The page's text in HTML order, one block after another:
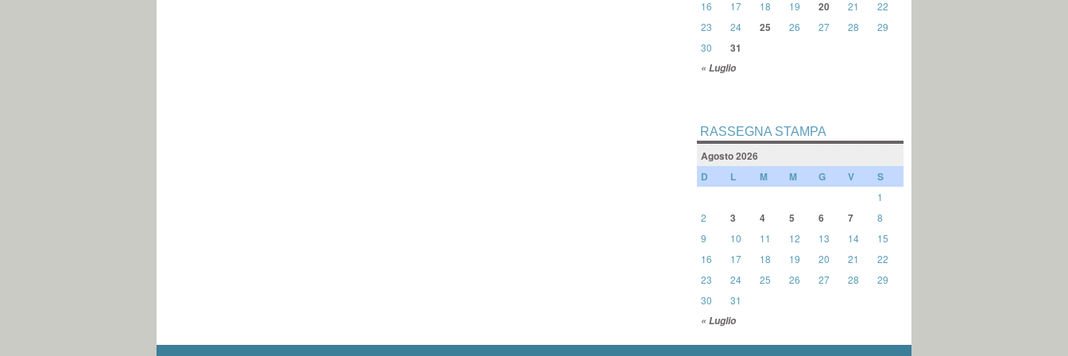
« Luglio
16
17 18 19 20 21
22
23
24 25 26 27 28
29
30
31
RASSEGNA STAMPA
Agosto 2026
D
L M M G V S
« Luglio
1
2
3 4 5 6 7
8
9
10 11 12 13 14
15
16
17 18 19 20 21
22
23
24 25 26 27 28
29
30
31